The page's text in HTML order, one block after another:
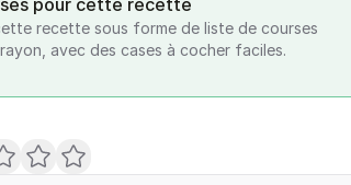
pour cette recette
recette sous forme de liste de courses
avec des cases à cocher faciles.